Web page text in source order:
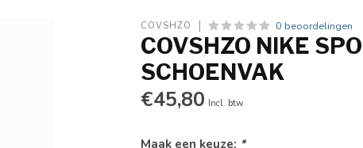
COVSHZO 0 beoordelingen
COVSHZO NIKE
SCHOENVAK
€45,80 Incl. btw
Maak een keuze: *